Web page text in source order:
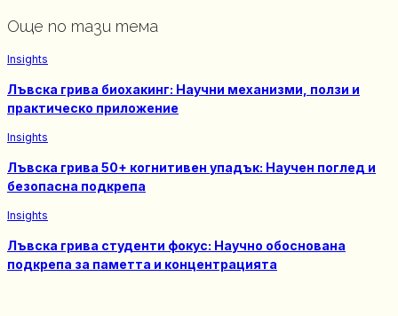
Още по тази тема
Insights
Лъвска грива биохакинг: Научни механизми, ползи и
практическо приложение
Insights
Лъвска грива 50+ когнитивен упадък: Научен поглед и
безопасна подкрепa
Insights
Лъвска грива студенти фокус: Научно обоснована
подкрепа за паметта и концентрацията